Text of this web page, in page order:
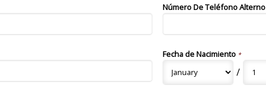
Número De Teléfono Alterno
Fecha de Nacimiento *
/